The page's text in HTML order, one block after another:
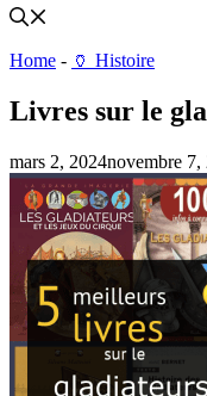
Home - 🏺 Histoire
Livres sur le
mars 2, 2024novembre 7,